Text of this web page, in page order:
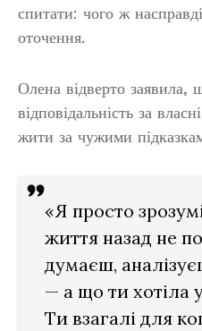
спитати: чого ж
оточення.
Олена відверто заявила,
відповідальність за
жити за чужими
«Я просто
життя назад не
думаєш,
— а що ти хотіла
Ти взагалі для